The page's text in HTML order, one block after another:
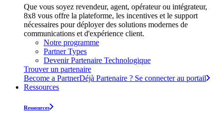
Que vous soyez revendeur, agent, opérateur ou intégrateur,
8x8 vous offre la plateforme, les incentives et le support
nécessaires pour déployer des solutions modernes de
communications et d'expérience client.
Notre programme
Partner Types
Devenir Partenaire Technologique
Trouver un partenaire
Become a PartnerDéjà Partenaire ? Se connecter au portail
Ressources
Ressources